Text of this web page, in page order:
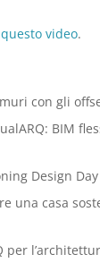
video.
con gli
BIM
Design
una casa
per